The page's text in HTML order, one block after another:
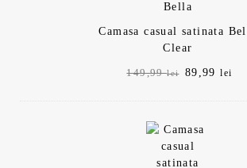
Camasa casual satinata
Clear
149,99lei
Prețul
89,99lei